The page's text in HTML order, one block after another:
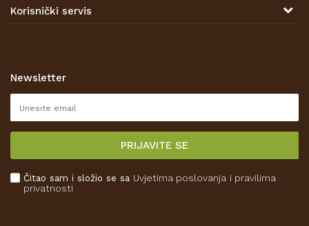
Prodajna mjesta
Korisnički servis
Korištenje kolačića
Reklamacije
Isporuka
Kako kupiti
Newsletter
PRIJAVITE SE
Čitao sam i složio se sa Uvjetima poslovanja i pravilima
privatnosti